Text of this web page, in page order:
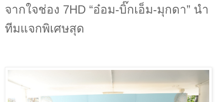
จากใจช่อง 7HD “อ๋อม-บิ๊กเอ็ม-มุกดา” นำ
ทีมแจกพิเศษสุด